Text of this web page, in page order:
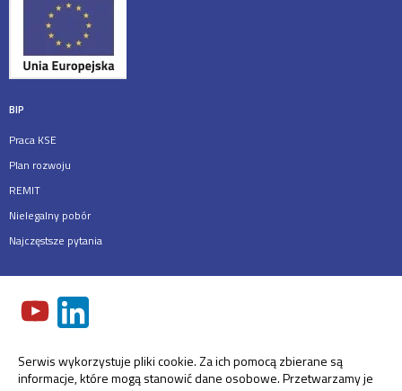
BIP
Praca KSE
Plan rozwoju
REMIT
Nielegalny pobór
Najczęstsze pytania
Serwis wykorzystuje pliki cookie. Za ich pomocą zbierane są
informacje, które mogą stanowić dane osobowe. Przetwarzamy je